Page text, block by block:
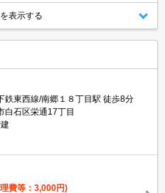
表示する
鉄東西線/南郷１８丁目駅 徒歩8分
白石区栄通17丁目
費等：3,000円)